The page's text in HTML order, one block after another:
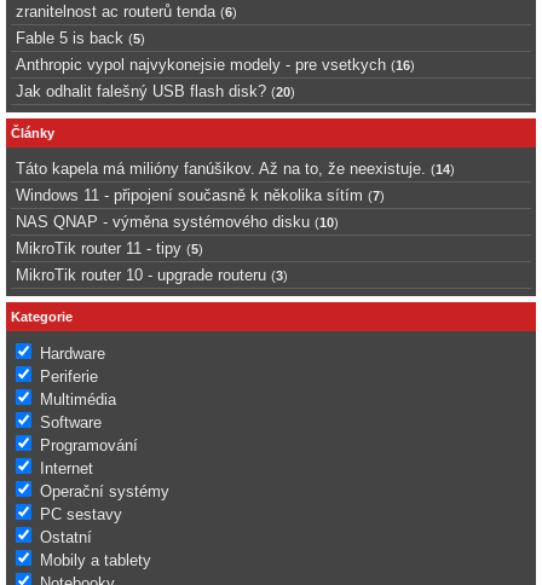
zranitelnost ac routerů tenda (6)
Fable 5 is back (5)
Anthropic vypol najvykonejsie modely - pre vsetkych (16)
Jak odhalit falešný USB flash disk? (20)
Články
Táto kapela má milióny fanúšikov. Až na to, že neexistuje. (14)
Windows 11 - připojení současně k několika sítím (7)
NAS QNAP - výměna systémového disku (10)
MikroTik router 11 - tipy (5)
MikroTik router 10 - upgrade routeru (3)
Kategorie
Hardware
Periferie
Multimédia
Software
Programování
Internet
Operační systémy
PC sestavy
Ostatní
Mobily a tablety